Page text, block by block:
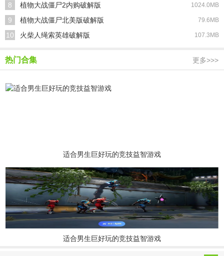
8 植物大战僵尸2内购破解版 1024.0MB
9 植物大战僵尸北美版破解版 79.6MB
10 火柴人绳索英雄破解版 107.3MB
热门合集 更多>>>
适合男生巨好玩的竞技益智游戏
适合男生巨好玩的竞技益智游戏